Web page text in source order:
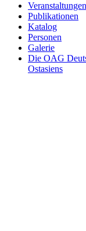
Veranstaltungen
Publikationen
Katalog
Personen
Galerie
Die OAG
Ostasiens